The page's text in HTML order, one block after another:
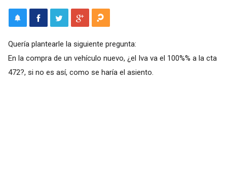
Quería plantearle la siguiente pregunta:
En la compra de un vehículo nuevo, ¿el Iva va el 100%% a la cta
472?, si no es así, como se haría el asiento.